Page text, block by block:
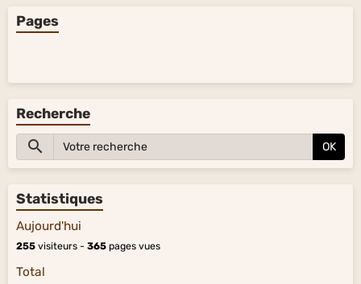
Pages
Recherche
OK
Statistiques
Aujourd'hui
255 visiteurs - 365 pages vues
Total